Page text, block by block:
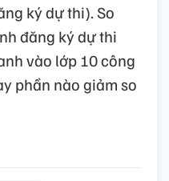
ký dự thi). So
đăng ký dự thi
vào lớp 10 công
phần nào giảm so